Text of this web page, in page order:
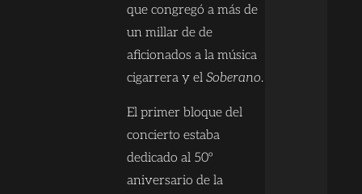
que congregó a más de
un millar de de
aficionados a la música
cigarrera y el Soberano.
El primer bloque del
concierto estaba
dedicado al 50º
aniversario de la